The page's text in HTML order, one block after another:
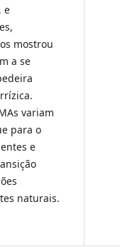
e
mostrou
a se
variam
para o
e
naturais.